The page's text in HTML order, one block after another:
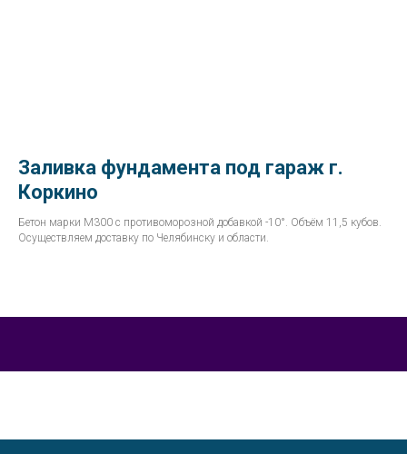
Заливка фундамента под гараж г.
Коркино
Бетон марки М300 с противоморозной добавкой -10°. Объём 11,5 кубов.
Осуществляем доставку по Челябинску и области.